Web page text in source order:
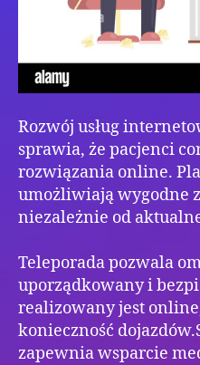
Rozwój usług
sprawia, że pacjenci
rozwiązania online.
umożliwiają wygodne
niezależnie od
Teleporada pozwala
uporządkowany i
realizowany jest
konieczność
zapewnia wsparcie